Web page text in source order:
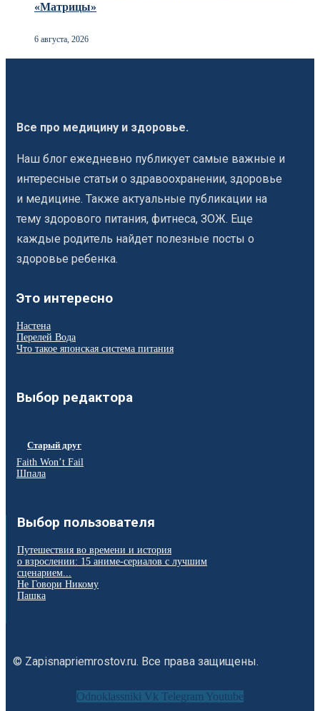
«Матрицы»
6 августа, 2026
Все про медицину и здоровье.
Наш блог ежедневно публикует самые важные и
интересные статьи о здравоохранении, здоровье
и медицине. Также актуальные публикации на
тему здорового питания, фитнеса, ЗОЖ. Еще
каждые родитель найдет полезные посты о
здоровье ребенка.
Это интересно
Настена
Перелей Вода
Что такое японская система питания
Выбор редактора
Старый друг
Faith Won’t Fail
Шпала
Выбор пользователя
Путешествия во времени и история
о взрослении: 15 аниме-сериалов с лучшим
сценарием...
Не Говори Никому
Пашка
© Zapisnapriemrostov.ru. Все права защищены.
Odnoklassniki Vk Telegram Youtube